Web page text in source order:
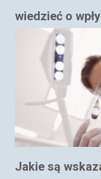
wiedzieć o
Jakie są